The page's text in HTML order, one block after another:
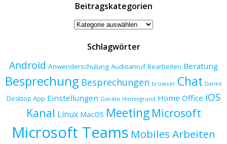
Beitragskategorien
Beitragskategorien
Schlagwörter
Android Anwenderschulung Audioanruf Bearbeiten Beratung
Besprechung Besprechungen browser Chat Danke
Desktop App Einstellungen Geräte Hintergrund Home Office iOS
Kanal Linux MacOS Meeting Microsoft
Microsoft Teams Mobiles Arbeiten